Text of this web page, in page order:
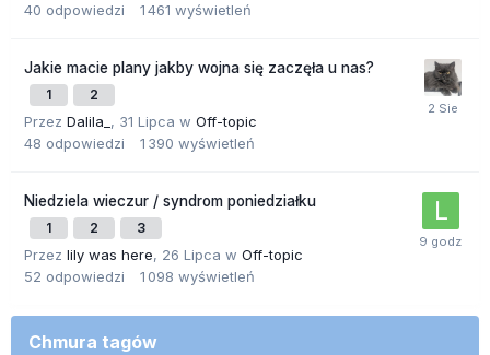
40 odpowiedzi 1 461 wyświetleń
Jakie macie plany jakby wojna się zaczęła u nas?
1 2
Przez Dalila_ , 31 Lipca w Off-topic
48 odpowiedzi 1 390 wyświetleń
Niedziela wieczur / syndrom poniedziałku
1 2 3
Przez lily was here, 26 Lipca w Off-topic
52 odpowiedzi 1 098 wyświetleń
Chmura tagów